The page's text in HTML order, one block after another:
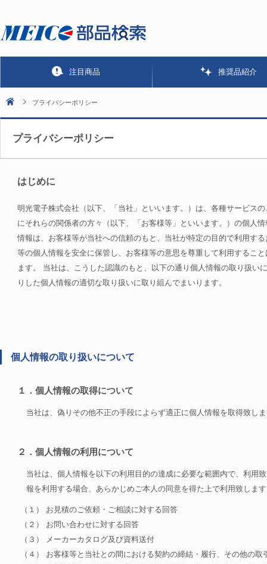
注目商品 推奨品紹介
プライバシーポリシー
プライバシーポリシー
はじめに
明光電子株式会社（以下、「当社」といいます。）は、各種サービス
にそれらの関係者の方々（以下、「お客様等」といいます。）の個人
情報は、お客様等が当社への信頼のもと、当社が特定の目的で利用す
等の個人情報を安全に保管し、お客様等の意思を尊重して利用するこ
ます。 当社は、こうした認識のもと、以下の通り個人情報の取り扱い
りした個人情報の適切な取り扱いに取り組んでまいります。
個人情報の取り扱いについて
１．個人情報の取得について
当社は、偽りその他不正の手段によらず適正に個人情報を取得致し
２．個人情報の利用について
当社は、個人情報を以下の利用目的の達成に必要な範囲内で、利用
報を利用する場合、あらかじめご本人の同意を得た上で利用致しま
（１） お見積のご依頼・ご相談に対する回答
（２） お問い合わせに対する回答
（３） メーカーカタログ及び資料送付
（４） お客様等と当社との間における契約の締結・履行、その他の取